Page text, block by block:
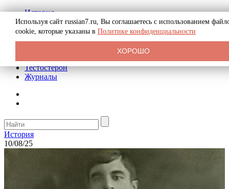
История
Биография
Криминал
Реклама на сайте
Тестостерон
Журналы
История
10/08/25
Используя сайт russian7.ru, Вы соглашаетесь с использованием
cookie, которые указаны в Политике конфиденциальности
ХОРОШО